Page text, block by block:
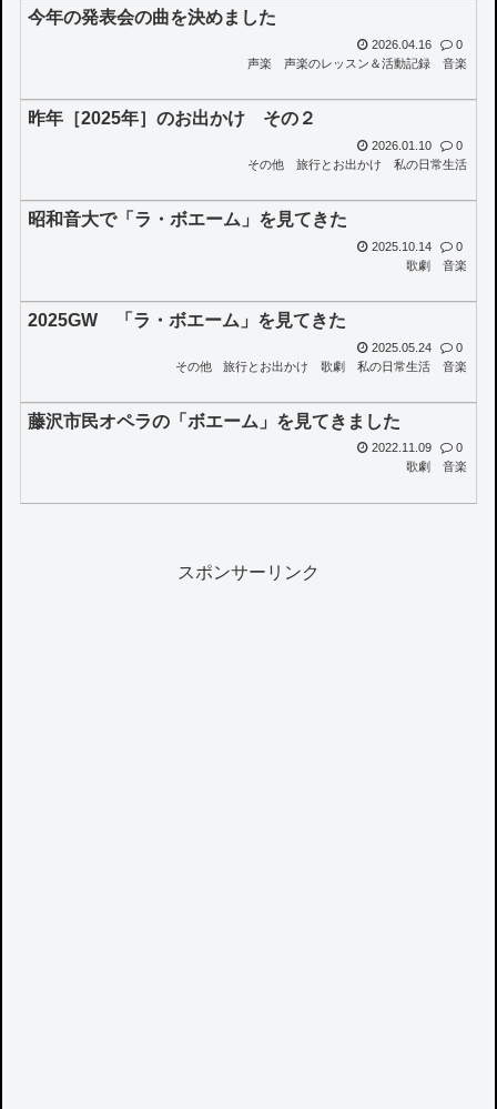
今年の発表会の曲を決めました
2026.04.16
0
声楽
声楽のレッスン＆活動記録 音楽
昨年［2025年］のお出かけ その２
2026.01.10
0
その他
旅行とお出かけ 私の日常生活
昭和音大で「ラ・ボエーム」を見てきた
2025.10.14
0
歌劇
音楽
2025GW 「ラ・ボエーム」を見てきた
2025.05.24
0
その他
旅行とお出かけ 歌劇 私の日常生活 音楽
藤沢市民オペラの「ボエーム」を見てきました
2022.11.09
0
歌劇
音楽
スポンサーリンク